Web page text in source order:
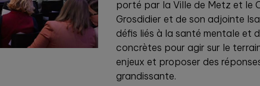
porté par la Ville de Metz et le
Grosdidier et de son adjointe
défis liés à la santé mentale et
concrètes pour agir sur le
enjeux et proposer des
grandissante.